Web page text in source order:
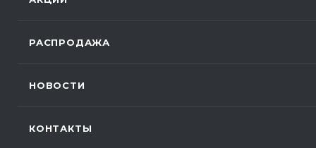
РАСПРОДАЖА
НОВОСТИ
КОНТАКТЫ